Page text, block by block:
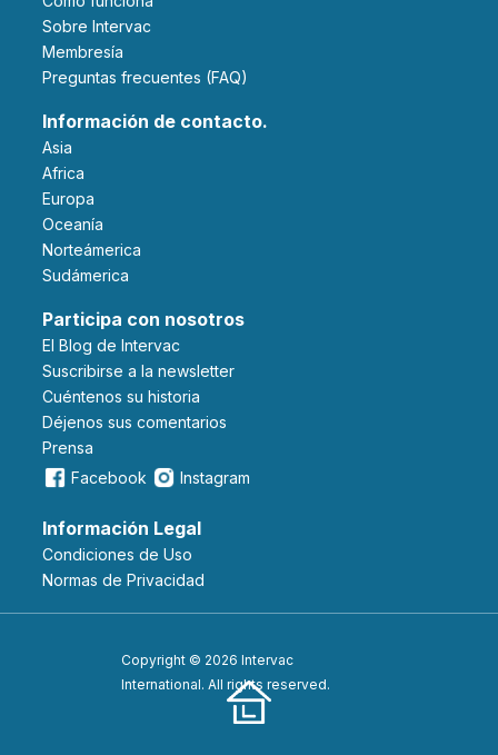
Sobre Intervac
Membresía
Preguntas frecuentes (FAQ)
Información de contacto.
Asia
Africa
Europa
Oceanía
Norteámerica
Sudámerica
Participa con nosotros
El Blog de Intervac
Suscribirse a la newsletter
Cuéntenos su historia
Déjenos sus comentarios
Prensa
Facebook
Instagram
Información Legal
Condiciones de Uso
Normas de Privacidad
Copyright © 2026 Intervac
International. All rights reserved.